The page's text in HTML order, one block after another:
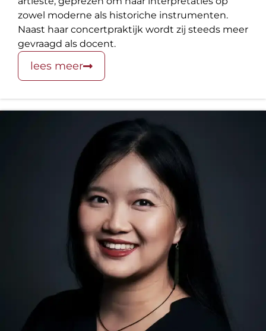
zowel moderne als historiche instrumenten.
Naast haar concertpraktijk wordt zij steeds meer
gevraagd als docent.
lees meer